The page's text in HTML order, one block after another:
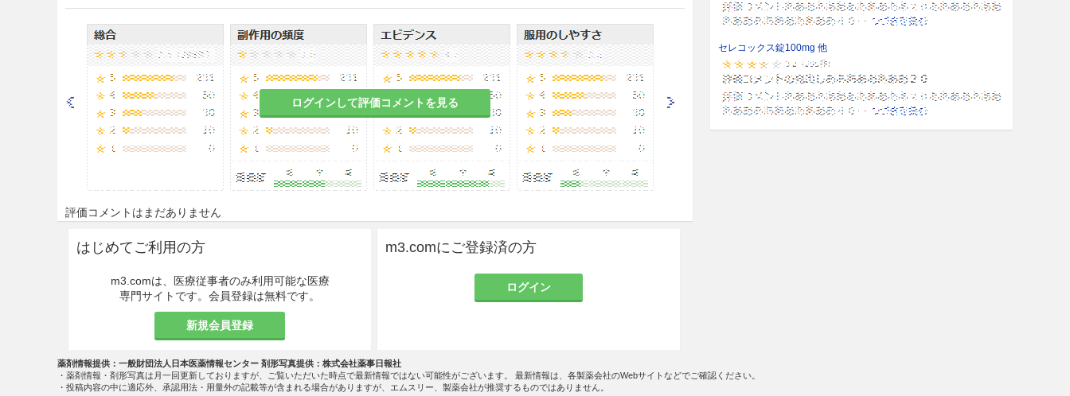
ログインして評価コメントを見る
評価コメントはまだありません
はじめてご利用の方
m3.comは、医療従事者のみ利用可能な医療
専門サイトです。会員登録は無料です。
新規会員登録
m3.comにご登録済の方
ログイン
セレコックス錠100mg 他
薬剤情報提供：一般財団法人日本医薬情報センター 剤形写真提供：株式会社薬事日報社
・薬剤情報・剤形写真は月一回更新しておりますが、ご覧いただいた時点で最新情報ではない可能性がございます。 最新情報は、各製薬会社のWebサイトなどでご確認ください。
・投稿内容の中に適応外、承認用法・用量外の記載等が含まれる場合がありますが、エムスリー、製薬会社が推奨するものではありません。